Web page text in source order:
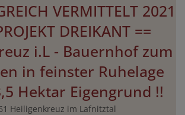
VERMITTELT 2021
DREIKANT ==
i.L - Bauernhof zum
in feinster Ruhelage
Hektar Eigengrund !!
Heiligenkreuz im Lafnitztal